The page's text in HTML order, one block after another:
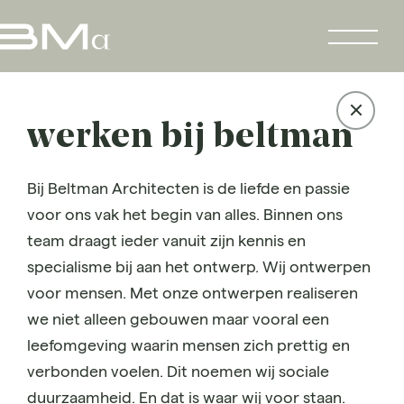
werken bij beltman
Bij Beltman Architecten is de liefde en passie
voor ons vak het begin van alles. Binnen ons
team draagt ieder vanuit zijn kennis en
specialisme bij aan het ontwerp. Wij ontwerpen
voor mensen. Met onze ontwerpen realiseren
we niet alleen gebouwen maar vooral een
leefomgeving waarin mensen zich prettig en
verbonden voelen. Dit noemen wij sociale
duurzaamheid. En dat is waar wij voor staan.